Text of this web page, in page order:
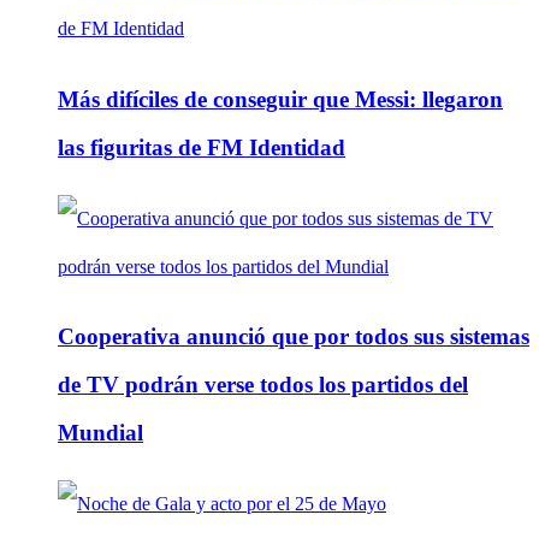
Más difíciles de conseguir que Messi: llegaron
las figuritas de FM Identidad
Cooperativa anunció que por todos sus sistemas
de TV podrán verse todos los partidos del
Mundial